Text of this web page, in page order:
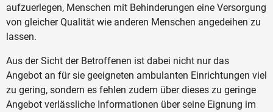
aufzuerlegen, Menschen mit Behinderungen eine Versorgung
von gleicher Qualität wie anderen Menschen angedeihen zu
lassen.
Aus der Sicht der Betroffenen ist dabei nicht nur das
Angebot an für sie geeigneten ambulanten Einrichtungen viel
zu gering, sondern es fehlen zudem über dieses zu geringe
Angebot verlässliche Informationen über seine Eignung im